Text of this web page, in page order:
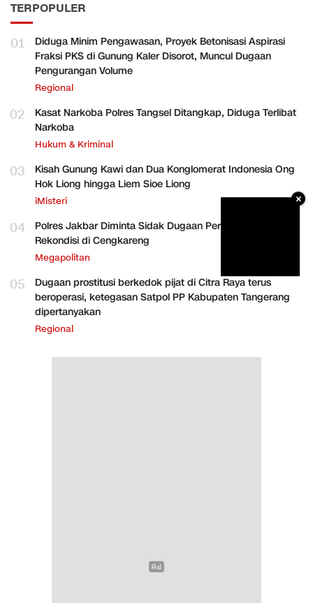
TERPOPULER
01
Diduga Minim Pengawasan, Proyek Betonisasi Aspirasi
Fraksi PKS di Gunung Kaler Disorot, Muncul Dugaan
Pengurangan Volume
Regional
02
Kasat Narkoba Polres Tangsel Ditangkap, Diduga Terlibat
Narkoba
Hukum & Kriminal
03
Kisah Gunung Kawi dan Dua Konglomerat Indonesia Ong
Hok Liong hingga Liem Sioe Liong
iMisteri
04
Polres Jakbar Diminta Sidak Dugaan Perakitan HP
Rekondisi di Cengkareng
Megapolitan
05
Dugaan prostitusi berkedok pijat di Citra Raya terus
beroperasi, ketegasan Satpol PP Kabupaten Tangerang
dipertanyakan
Regional
×